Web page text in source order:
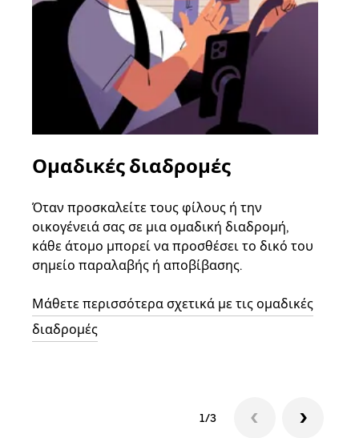
Ομαδικές διαδρομές
Όταν προσκαλείτε τους φίλους ή την
οικογένειά σας σε μια ομαδική διαδρομή,
κάθε άτομο μπορεί να προσθέσει το δικό του
σημείο παραλαβής ή αποβίβασης.
Μάθετε περισσότερα σχετικά με τις ομαδικές
διαδρομές
1/3